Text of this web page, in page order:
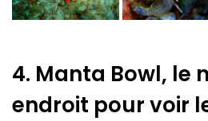
4. Manta Bowl, le
endroit pour voir